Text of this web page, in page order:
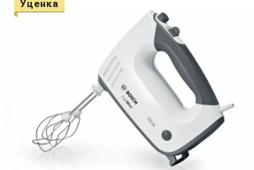
Уценка